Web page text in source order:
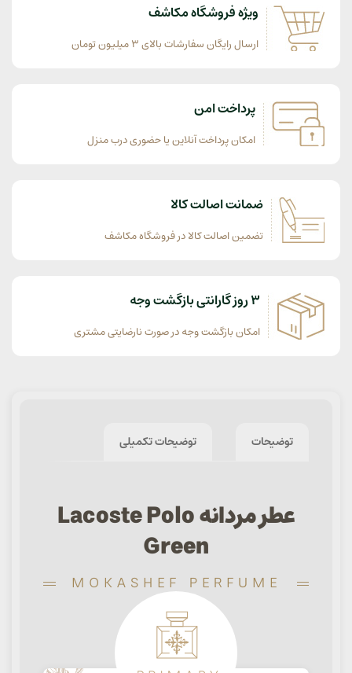
ویژه فروشگاه مکاشف
ارسال رایگان سفارشات بالای 3 میلیون تومان
پرداخت امن
امکان پرداخت آنلاین یا حضوری درب منزل
ضمانت اصالت کالا
تضمین اصالت کالا در فروشگاه مکاشف
3 روز گارانتی بازگشت وجه
امکان بازگشت وجه در صورت نارضایتی مشتری
توضیحات توضیحات تکمیلی
عطر مردانه Lacoste Polo
Green
MOKASHEF PERFUME